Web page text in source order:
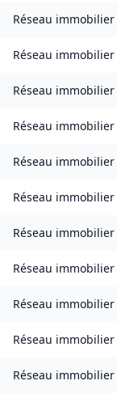
Réseau immobilier
Réseau immobilier
Réseau immobilier
Réseau immobilier
Réseau immobilier
Réseau immobilier
Réseau immobilier
Réseau immobilier
Réseau immobilier
Réseau immobilier
Réseau immobilier